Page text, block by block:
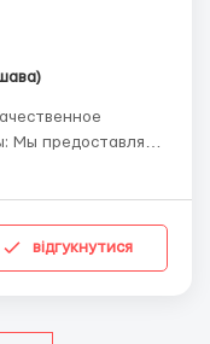
работы.
відгукнутися